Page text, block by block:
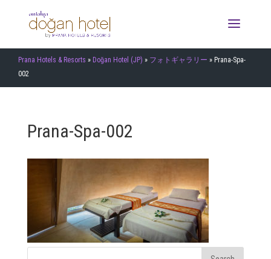
Prana Hotels & Resorts » Doğan Hotel (JP) » フォトギャラリー » Prana-Spa-
002
Prana-Spa-002